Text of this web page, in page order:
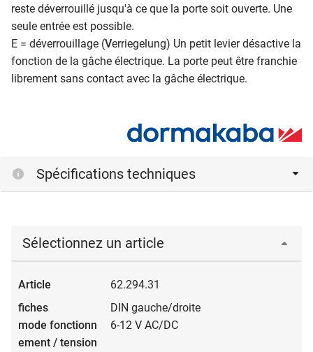
reste déverrouillé jusqu'à ce que la porte soit ouverte. Une
seule entrée est possible.
E = déverrouillage (Verriegelung) Un petit levier désactive la
fonction de la gâche électrique. La porte peut être franchie
librement sans contact avec la gâche électrique.
Spécifications techniques
Sélectionnez un article
62.294.31
DIN gauche/droite
6-12 V AC/DC